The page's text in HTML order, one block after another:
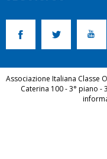
Associazione Italiana Classe
Caterina 100 - 3° piano -